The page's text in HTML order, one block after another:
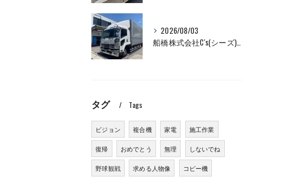
2026/08/03
船橋株式会社C's(シーズ)商品輸送なら私たちにお任せください！
タグ Tags
ビジョン 複合機 家電 施工作業
復帰 おめでとう 無理 しないでね
野球観戦 求める人物像 コピー機